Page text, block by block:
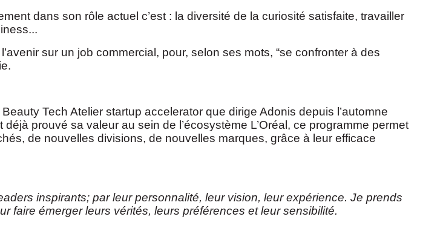
dans son rôle actuel c’est : la diversité de la curiosité satisfaite, travailler
sur un job commercial, pour, selon ses mots, “se confronter à des
Tech Atelier startup accelerator que dirige Adonis depuis l’automne
prouvé sa valeur au sein de l’écosystème L’Oréal, ce programme permet
de nouvelles divisions, de nouvelles marques, grâce à leur efficace
inspirants; par leur personnalité, leur vision, leur expérience. Je prends
faire émerger leurs vérités, leurs préférences et leur sensibilité.